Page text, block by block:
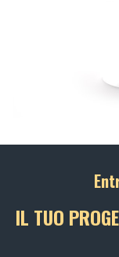
IL TUO